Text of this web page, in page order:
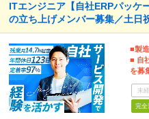
ITエンジニア【自社ERPパッケ
の立ち上げメンバー募集／土日
■製
■ 自
を募
未
完全